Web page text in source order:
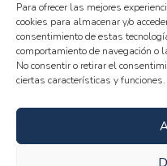
Para ofrecer las mejores
cookies para almacenar y/o
consentimiento de estas
comportamiento de navegación o
No consentir o retirar el
ciertas características y funciones.